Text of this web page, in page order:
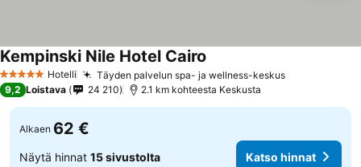
5 Tähtiluokitus
Hotelli Täyden palvelun spa- ja wellness-keskus
Kempinski Nile Hotel Cairo
9,2 Loistava 24 210 2.1 km kohteesta Keskusta
Alkaen 62 €
Näytä hinnat 15 sivustolta Katso hinnat